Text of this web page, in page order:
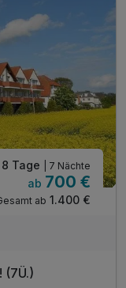
8 Tage | 7 Nächte
ab 700 €
ab 1.400 €
(7Ü.)